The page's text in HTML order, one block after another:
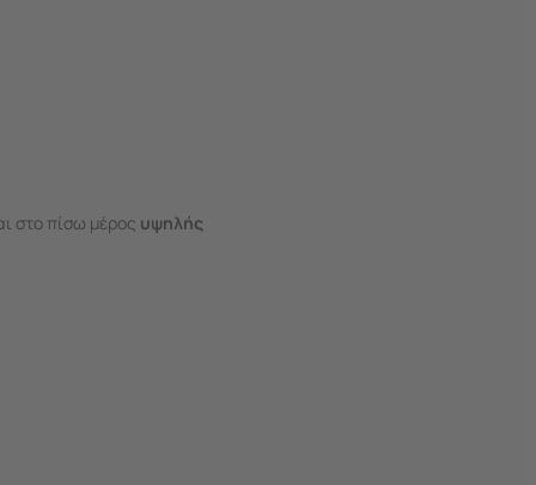
στο πίσω μέρος υψηλής